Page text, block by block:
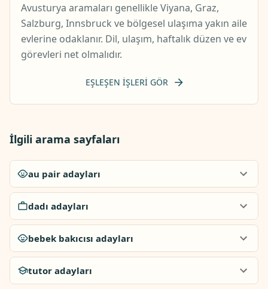
Avusturya aramaları genellikle Viyana, Graz,
Salzburg, Innsbruck ve bölgesel ulaşıma yakın aile
evlerine odaklanır. Dil, ulaşım, haftalık düzen ve ev
görevleri net olmalıdır.
EŞLEŞEN IŞLERI GÖR
İlgili arama sayfaları
au pair adayları
dadı adayları
bebek bakıcısı adayları
tutor adayları